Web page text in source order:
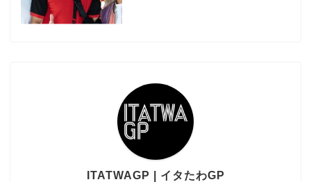
ITATWAGP | イタたわGP